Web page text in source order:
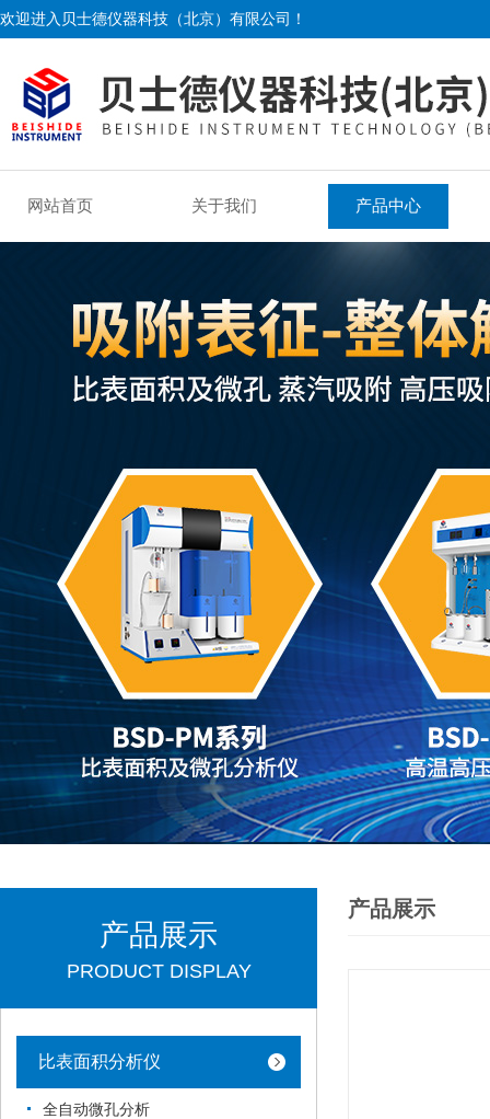
欢迎进入贝士德仪器科技（北京）有限公司！
网站首页 关于我们 产品中心
产品展示
PRODUCT DISPLAY
比表面积分析仪
全自动微孔分析
产品展示